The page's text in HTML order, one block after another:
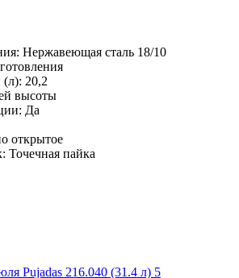
Нержавеющая сталь 18/10
20,2
высоты
Да
открытое
Точечная пайка